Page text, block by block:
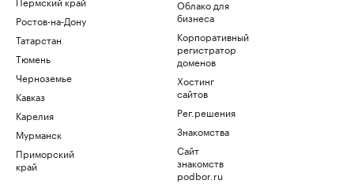
Ростов-на-Дону
Татарстан
Тюмень
Черноземье
Кавказ
Карелия
Мурманск
Приморский
край
Облако для
бизнеса
Корпоративный
регистратор
доменов
Хостинг
сайтов
Рег.решения
Знакомства
Сайт
знакомств
podbor.ru